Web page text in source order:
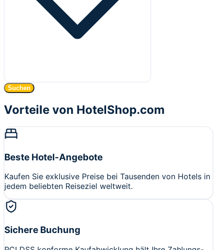
Suchen
Vorteile von HotelShop.com
Beste Hotel-Angebote
Kaufen Sie exklusive Preise bei Tausenden von Hotels in
jedem beliebten Reiseziel weltweit.
Sichere Buchung